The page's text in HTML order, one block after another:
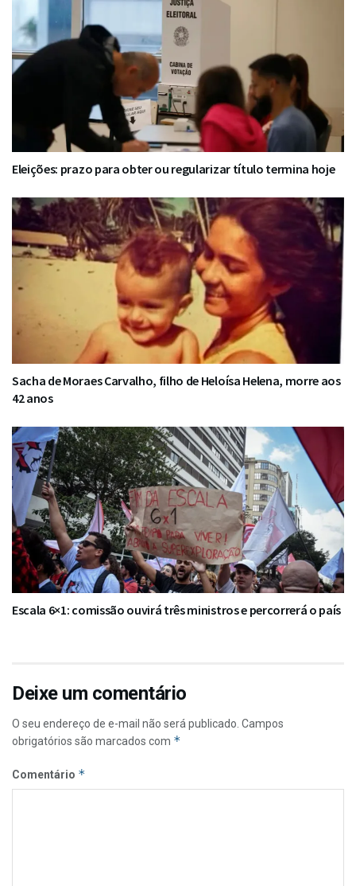
Eleições: prazo para obter ou regularizar título termina hoje
Sacha de Moraes Carvalho, filho de Heloísa Helena, morre aos
42 anos
Escala 6×1: comissão ouvirá três ministros e percorrerá o país
Deixe um comentário
O seu endereço de e-mail não será publicado. Campos
obrigatórios são marcados com *
Comentário *